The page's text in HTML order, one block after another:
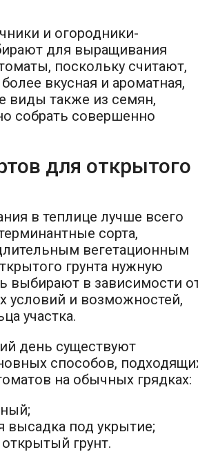
и огородники-
для выращивания
поскольку считают,
вкусная и ароматная,
виды также из семян,
собрать совершенно
для открытого
в теплице лучше всего
сорта,
вегетационным
грунта нужную
выбирают в зависимости
условий и возможностей,
участка.
день существуют
способов,
на обычных грядках:
высадка под укрытие;
грунт.